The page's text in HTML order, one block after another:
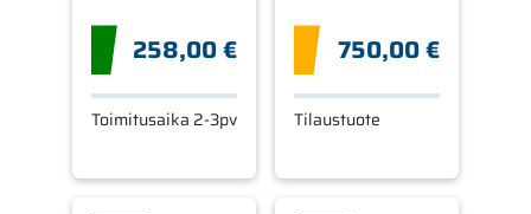
258,00 €
Toimitusaika 2-3pv
750,00 €
Tilaustuote